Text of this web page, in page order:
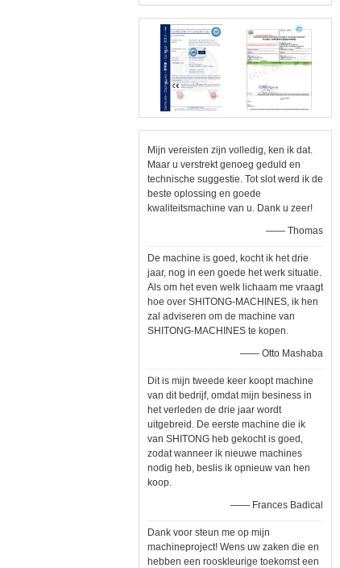
Mijn vereisten zijn volledig, ken ik dat.
Maar u verstrekt genoeg geduld en
technische suggestie. Tot slot werd ik de
beste oplossing en goede
kwaliteitsmachine van u. Dank u zeer!
—— Thomas
De machine is goed, kocht ik het drie
jaar, nog in een goede het werk situatie.
Als om het even welk lichaam me vraagt
hoe over SHITONG-MACHINES, ik hen
zal adviseren om de machine van
SHITONG-MACHINES te kopen.
—— Otto Mashaba
Dit is mijn tweede keer koopt machine
van dit bedrijf, omdat mijn besiness in
het verleden de drie jaar wordt
uitgebreid. De eerste machine die ik
van SHITONG heb gekocht is goed,
zodat wanneer ik nieuwe machines
nodig heb, beslis ik opnieuw van hen
koop.
—— Frances Badical
Dank voor steun me op mijn
machineproject! Wens uw zaken die en
hebben een rooskleurige toekomst een